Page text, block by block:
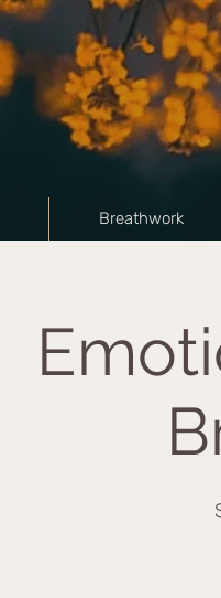
Breathwork